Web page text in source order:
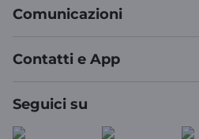
Comunicazioni
Contatti e App
Seguici su